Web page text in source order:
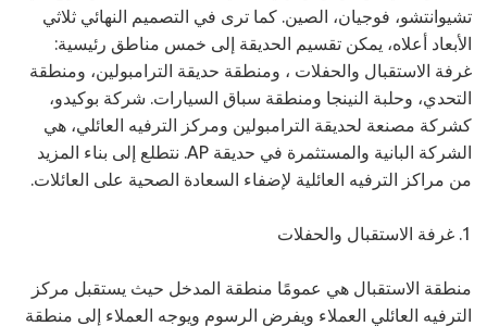
تشيوانتشو، فوجيان، الصين. كما ترى في التصميم النهائي ثلاثي
الأبعاد أعلاه، يمكن تقسيم الحديقة إلى خمس مناطق رئيسية:
غرفة الاستقبال والحفلات ، ومنطقة حديقة الترامبولين، ومنطقة
التحدي، وحلبة النينجا ومنطقة سباق السيارات. شركة بوكيدو،
كشركة مصنعة لحديقة الترامبولين ومركز الترفيه العائلي، هي
الشركة البانية والمستثمرة في حديقة AP. نتطلع إلى بناء المزيد
من مراكز الترفيه العائلية لإضفاء السعادة الصحية على العائلات.
1. غرفة الاستقبال والحفلات
منطقة الاستقبال هي عمومًا منطقة المدخل حيث يستقبل مركز
الترفيه العائلي العملاء ويفرض الرسوم ويوجه العملاء إلى منطقة